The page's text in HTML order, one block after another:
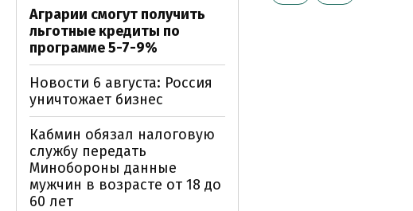
Аграрии смогут получить
льготные кредиты по
программе 5-7-9%
Новости 6 августа: Россия
уничтожает бизнес
Кабмин обязал налоговую
службу передать
Минобороны данные
мужчин в возрасте от 18 до
60 лет